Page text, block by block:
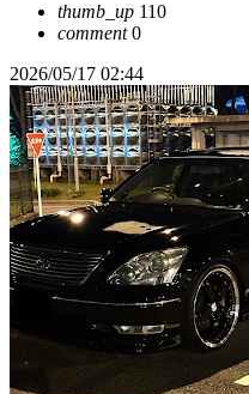
thumb_up 110
comment0
2026/05/17 02:44